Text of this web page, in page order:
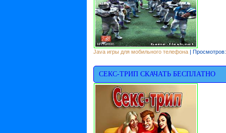
Java игры для мобильного телефона |
CEКC-ТРИП СКАЧАТЬ БЕСПЛАТНО